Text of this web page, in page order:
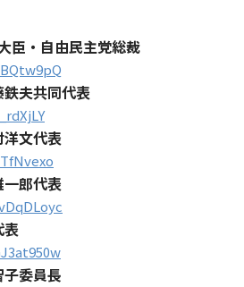
臣・自由民主党総裁
夫共同代表
文代表
郎代表
表
委員長